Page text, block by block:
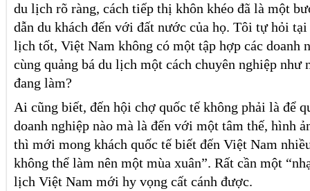
du lịch rõ ràng, cách tiếp thị khôn khéo đã là một
dẫn du khách đến với đất nước của họ. Tôi tự hỏi
lịch tốt, Việt Nam không có một tập hợp các doanh
cùng quảng bá du lịch một cách chuyên nghiệp như
đang làm?
Ai cũng biết, đến hội chợ quốc tế không phải là để
doanh nghiệp nào mà là đến với một tâm thế, hình
thì mới mong khách quốc tế biết đến Việt Nam
không thể làm nên một mùa xuân”. Rất cần một
lịch Việt Nam mới hy vọng cất cánh được.